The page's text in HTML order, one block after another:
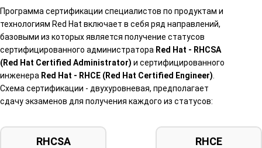
Программа сертификации специалистов по продуктам и
технологиям Red Hat включает в себя ряд направлений,
базовыми из которых является получение статусов
сертифицированного администратора Red Hat - RHCSA
(Red Hat Certified Administrator) и сертифицированного
инженера Red Hat - RHCE (Red Hat Certified Engineer)
Схема сертификации - двухуровневая, предполагает
сдачу экзаменов для получения каждого из статусов:
RHCSA RHCE